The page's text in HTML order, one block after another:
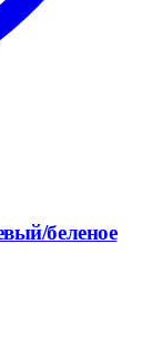
беленое